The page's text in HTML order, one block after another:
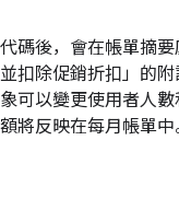
碼後，會在帳單摘
扣除促銷折扣」的
可以變更使用者人
將反映在每月帳單中